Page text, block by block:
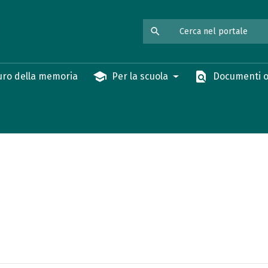
search
della memoria school Per la scuola find_in_page Documenti